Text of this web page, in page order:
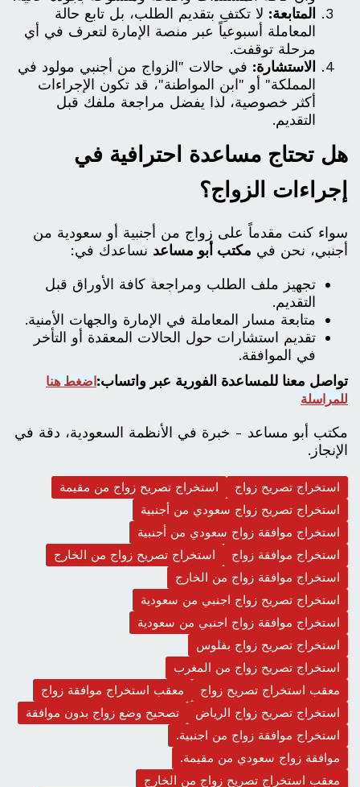
المتابعة: لا تكتفِ بتقديم الطلب، بل تابع حالة
المعاملة أسبوعياً عبر منصة الإمارة لتعرف في أي
مرحلة توقفت.
الاستشارة: في حالات "الزواج من أجنبي مولود في
المملكة" أو "ابن المواطنة"، قد تكون الإجراءات
أكثر خصوصية، لذا يفضل مراجعة ملفك قبل
التقديم.
هل تحتاج مساعدة احترافية في
إجراءات الزواج؟
سواء كنت مقدماً على زواج من أجنبية أو سعودية من
أجنبي، نحن في مكتب أبو مساعد نساعدك في:
تجهيز ملف الطلب ومراجعة كافة الأوراق قبل
التقديم.
متابعة مسار المعاملة في الإمارة والجهات الأمنية.
تقديم استشارات حول الحالات المعقدة أو التأخر
في الموافقة.
تواصل معنا للمساعدة الفورية عبر واتساب:اضغط هنا
للمراسلة
مكتب أبو مساعد - خبرة في الأنظمة السعودية، دقة في
الإنجاز.
استخراج تصريح زواج
استخراج تصريح زواج من مقيمة
استخراج تصريح زواج سعودي من أجنبية
استخراج موافقة زواج سعودي من أجنبية
استخراج موافقة زواج
استخراج تصريح زواج من الخارج
استخراج موافقة زواج من الخارج
استخراج تصريح زواج اجنبي من سعودية
استخراج موافقة زواج اجنبي من سعودية
استخراج تصريح زواج بفلوس
استخراج تصريح زواج من المغرب
معقب استخراج تصريح زواج
معقب استخراج موافقة زواج
استخراج تصريح زواج الرياض
تصحيح وضع زواج بدون موافقة
استخراج موافقة زواج من اجنبية.
موافقة زواج سعودي من مقيمة.
معقب استخراج تصريح زواج من الخارج